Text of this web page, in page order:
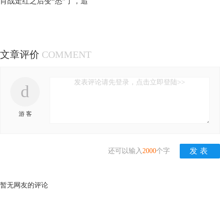
文章评价 COMMENT
d
游 客
发表评论请先登录，点击立即登陆>>
还可以输入 2000个字
暂无网友的评论